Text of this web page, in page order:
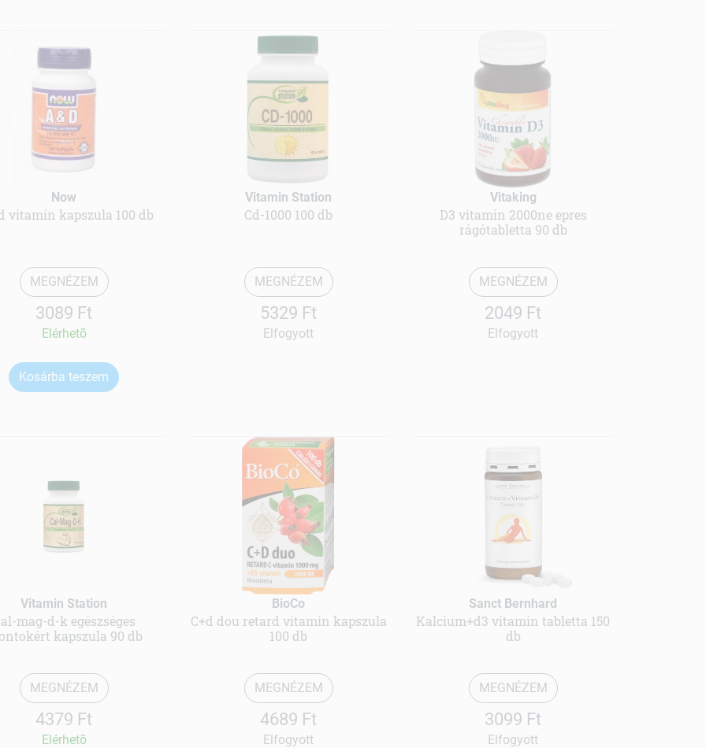
Now
vitamin kapszula 100 db
MEGNÉZEM
3089 Ft
Elérhetõ
Kosárba teszem
Vitamin Station
Cd-1000 100 db
MEGNÉZEM
5329 Ft
Elfogyott
Vitaking
D3 vitamin 2000ne epres
rágótabletta 90 db
MEGNÉZEM
2049 Ft
Elfogyott
Vitamin Station
mag-d-k egészséges
kapszula 90 db
MEGNÉZEM
4379 Ft
Elérhetõ
BioCo
C+d dou retard vitamin kapszula
100 db
MEGNÉZEM
4689 Ft
Elfogyott
Sanct Bernhard
Kalcium+d3 vitamin tabletta 150
db
MEGNÉZEM
3099 Ft
Elfogyott